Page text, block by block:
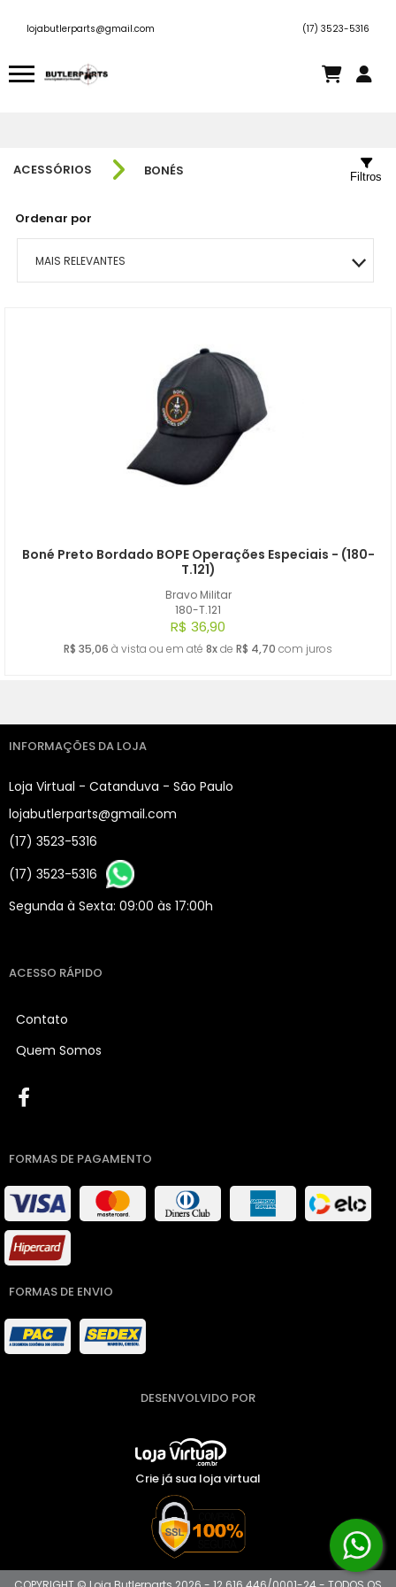
lojabutlerparts@gmail.com (17) 3523-5316
ACESSÓRIOS BONÉS
Ordenar por
MAIS RELEVANTES
Filtros
Bravo Militar
180-T.121
Boné Preto Bordado BOPE Operações Especiais - (180-
T.121)
R$ 36,90
R$ 35,06 à vista ou em até 8xde R$ 4,70 com juros
INFORMAÇÕES DA LOJA
Loja Virtual - Catanduva - São Paulo
lojabutlerparts@gmail.com
(17) 3523-5316
(17) 3523-5316
Segunda à Sexta: 09:00 às 17:00h
ACESSO RÁPIDO
Contato
Quem Somos
FORMAS DE PAGAMENTO
FORMAS DE ENVIO
DESENVOLVIDO POR
Crie já sua loja virtual